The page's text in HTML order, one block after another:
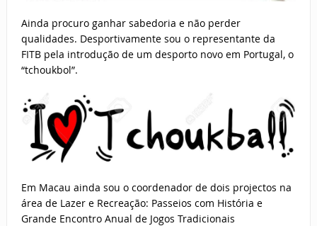
Ainda procuro ganhar sabedoria e não perder
qualidades. Desportivamente sou o representante da
FITB pela introdução de um desporto novo em Portugal, o
“tchoukbol”.
Em Macau ainda sou o coordenador de dois projectos na
área de Lazer e Recreação: Passeios com História e
Grande Encontro Anual de Jogos Tradicionais